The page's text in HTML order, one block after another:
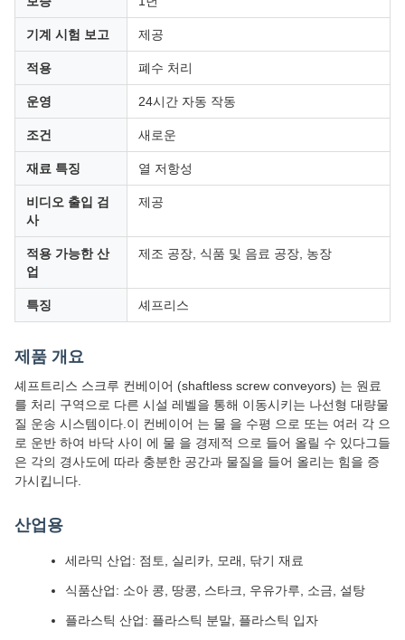
기계 시험 보고 제공
적용 폐수 처리
운영 24시간 자동 작동
조건 새로운
재료 특징 열 저항성
비디오 출입 검
사
제공
적용 가능한 산
업
제조 공장, 식품 및 음료 공장, 농장
특징 셰프리스
제품 개요
셰프트리스 스크루 컨베이어 (shaftless screw conveyors) 는 원료
를 처리 구역으로 다른 시설 레벨을 통해 이동시키는 나선형 대량물
질 운송 시스템이다.이 컨베이어 는 물 을 수평 으로 또는 여러 각 으
로 운반 하여 바닥 사이 에 물 을 경제적 으로 들어 올릴 수 있다그들
은 각의 경사도에 따라 충분한 공간과 물질을 들어 올리는 힘을 증
가시킵니다.
산업용
세라믹 산업: 점토, 실리카, 모래, 닦기 재료
식품산업: 소아 콩, 땅콩, 스타크, 우유가루, 소금, 설탕
플라스틱 산업: 플라스틱 분말, 플라스틱 입자